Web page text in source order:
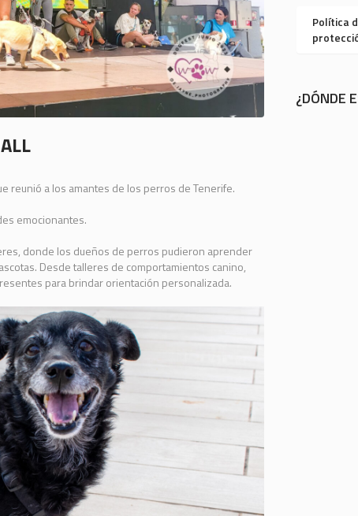
reunió a los amantes de los perros de Tenerife.
emocionantes.
donde los dueños de perros pudieron aprender
Desde talleres de comportamientos canino,
para brindar orientación personalizada.
Política
¿DÓNDE